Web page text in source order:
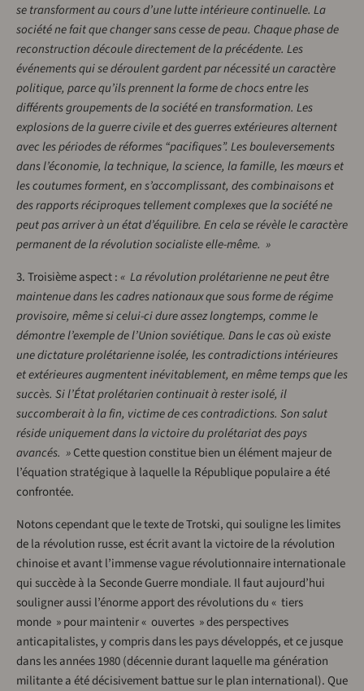
se transforment au cours d’une lutte intérieure continuelle. La
société ne fait que changer sans cesse de peau. Chaque phase de
reconstruction découle directement de la précédente. Les
événements qui se déroulent gardent par nécessité un caractère
politique, parce qu’ils prennent la forme de chocs entre les
différents groupements de la société en transformation. Les
explosions de la guerre civile et des guerres extérieures alternent
avec les périodes de réformes “pacifiques”. Les bouleversements
dans l’économie, la technique, la science, la famille, les mœurs et
les coutumes forment, en s’accomplissant, des combinaisons et
des rapports réciproques tellement complexes que la société ne
peut pas arriver à un état d’équilibre. En cela se révèle le caractère
permanent de la révolution socialiste elle-même. »
3. Troisième aspect :« La révolution prolétarienne ne peut être
maintenue dans les cadres nationaux que sous forme de régime
provisoire, même si celui-ci dure assez longtemps, comme le
démontre l’exemple de l’Union soviétique. Dans le cas où existe
une dictature prolétarienne isolée, les contradictions intérieures
et extérieures augmentent inévitablement, en même temps que les
succès. Si l’État prolétarien continuait à rester isolé, il
succomberait à la fin, victime de ces contradictions. Son salut
réside uniquement dans la victoire du prolétariat des pays
avancés. »Cette question constitue bien un élément majeur de
l’équation stratégique à laquelle la République populaire a été
confrontée.
Notons cependant que le texte de Trotski, qui souligne les limites
de la révolution russe, est écrit avant la victoire de la révolution
chinoise et avant l’immense vague révolutionnaire internationale
qui succède à la Seconde Guerre mondiale. Il faut aujourd’hui
souligner aussi l’énorme apport des révolutions du « tiers
monde » pour maintenir « ouvertes » des perspectives
anticapitalistes, y compris dans les pays développés, et ce jusque
dans les années 1980 (décennie durant laquelle ma génération
militante a été décisivement battue sur le plan international). Que